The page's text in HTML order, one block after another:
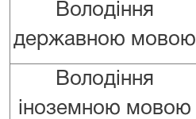
Володіння
державною мовою
Володіння
іноземною мовою